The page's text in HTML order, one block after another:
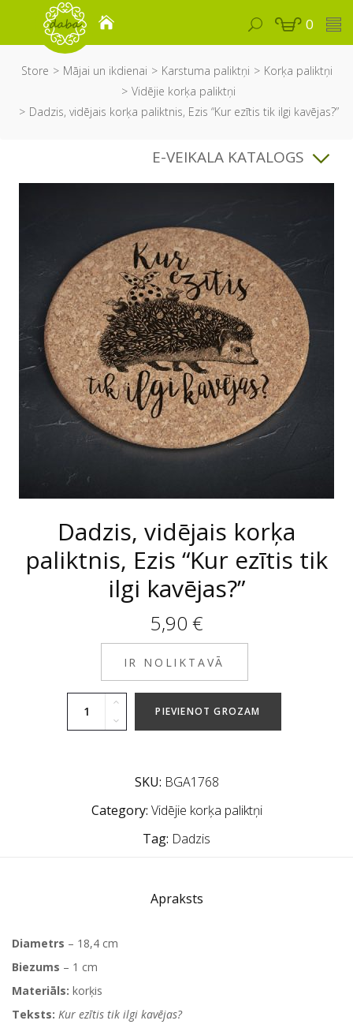
0
Store Mājai un ikdienai Karstuma paliktņi
Korķa paliktņi
Vidējie korķa paliktņi
Dadzis, vidējais korķa paliktnis, Ezis “Kur ezītis tik ilgi kavējas?”
E-VEIKALA KATALOGS
Dadzis, vidējais korķa
paliktnis, Ezis “Kur ezītis tik
ilgi kavējas?”
5,90 €
IR NOLIKTAVĀ
PIEVIENOT GROZAM
SKU: BGA1768
Category: Vidējie korķa paliktņi
Tag: Dadzis
Apraksts
Diametrs – 18,4 cm
Biezums – 1 cm
Materiāls: korķis
Teksts: Kur ezītis tik ilgi kavējas?